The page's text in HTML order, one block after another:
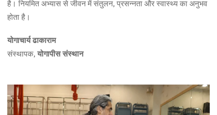
है। नियमित अभ्यास से जीवन में संतुलन, प्रसन्नता और स्वास्थ्य का अनुभव
होता है।
योगाचार्य ढाकाराम
संस्थापक,योगापीस संस्थान